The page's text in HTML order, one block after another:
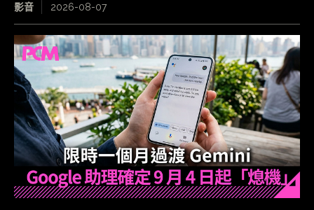
影音 2026-08-07